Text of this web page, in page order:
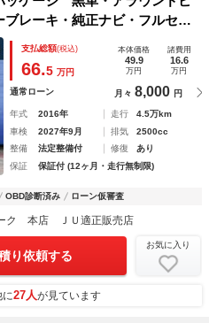
レーキ・純正ナビ・フルセ
・助手席オットマン・クルー
・純正１７ＡＷ・コーナーセ
支払総額(税込)
66.5 万円
本体価格
49.9
万円
諸費用
16.6
万円
通常ローン 月々 8,000 円
年式 2016年 走行
4.5万km
車検
2027年9月 排気
2500cc
整備
法定整備付 修復
あり
保証
保証付 (12ヶ月・走行無制限)
OBD診断済み ローン仮審査
ク 本店 ＪＵ適正販売店
り依頼する
お気に入り
に27人が見ています